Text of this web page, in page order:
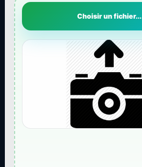
Choisir un fichier...